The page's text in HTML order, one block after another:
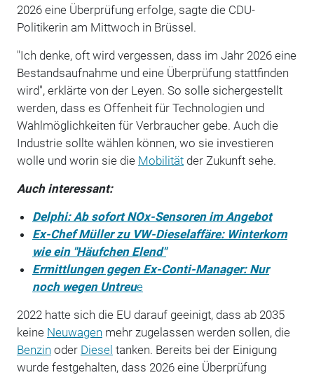
2026 eine Überprüfung erfolge, sagte die CDU-
Politikerin am Mittwoch in Brüssel.
"Ich denke, oft wird vergessen, dass im Jahr 2026 eine
Bestandsaufnahme und eine Überprüfung stattfinden
wird", erklärte von der Leyen. So solle sichergestellt
werden, dass es Offenheit für Technologien und
Wahlmöglichkeiten für Verbraucher gebe. Auch die
Industrie sollte wählen können, wo sie investieren
wolle und worin sie die Mobilitätder Zukunft sehe.
Auch interessant:
Delphi: Ab sofort NOx-Sensoren im Angebot
Ex-Chef Müller zu VW-Dieselaffäre: Winterkorn
wie ein "Häufchen Elend"
Ermittlungen gegen Ex-Conti-Manager: Nur
noch wegen Untreue
2022 hatte sich die EU darauf geeinigt, dass ab 2035
keine Neuwagen mehr zugelassen werden sollen, die
Benzin oder Diesel tanken. Bereits bei der Einigung
wurde festgehalten, dass 2026 eine Überprüfung